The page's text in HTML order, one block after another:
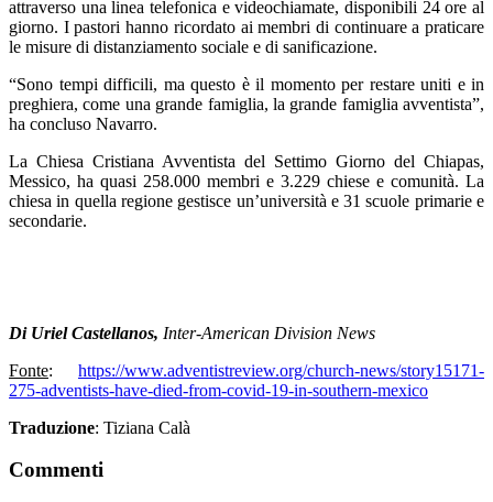
attraverso una linea telefonica e videochiamate, disponibili 24 ore al
giorno. I pastori hanno ricordato ai membri di continuare a praticare
le misure di distanziamento sociale e di sanificazione.
“Sono tempi difficili, ma questo è il momento per restare uniti e in
preghiera, come una grande famiglia, la grande famiglia avventista”,
ha concluso Navarro.
La Chiesa Cristiana Avventista del Settimo Giorno del Chiapas,
Messico, ha quasi 258.000 membri e 3.229 chiese e comunità. La
chiesa in quella regione gestisce un’università e 31 scuole primarie e
secondarie.
Di Uriel Castellanos, Inter-American Division News
Fonte: https://www.adventistreview.org/church-news/story15171-
275-adventists-have-died-from-covid-19-in-southern-mexico
Traduzione: Tiziana Calà
Commenti